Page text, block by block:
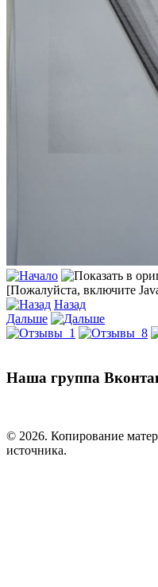
[Пожалуйста, включите
Назад
Дальше
Наша группа
© 2026. Копирование
источника.